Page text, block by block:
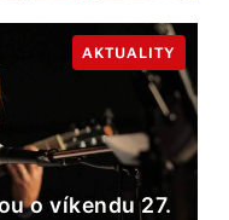
o víkendu 27.
AKTUALITY